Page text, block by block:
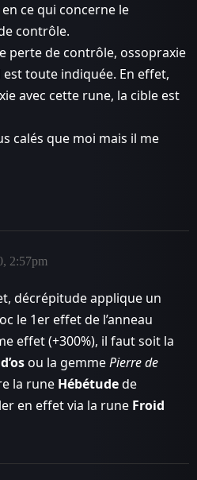
ce qui concerne le
contrôle.
perte de contrôle, ossopraxie
toute indiquée. En effet,
avec cette rune, la cible est
calés que moi mais il me
2:57pm
décrépitude applique un
le 1er effet de l’anneau
effet (+300%), il faut soit la
ou la gemmePierre de
la rune Hébétudede
en effet via la rune Froid